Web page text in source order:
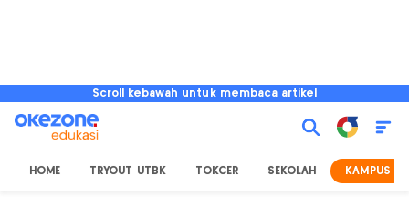
Scroll kebawah untuk membaca artikel
HOME TRYOUT UTBK TOKCER SEKOLAH KAMPUS